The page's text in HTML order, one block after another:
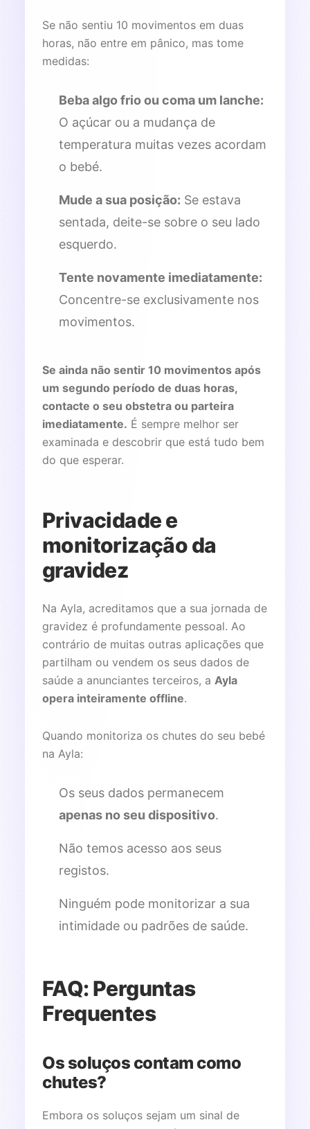
Se não sentiu 10 movimentos em duas
horas, não entre em pânico, mas tome
medidas:
Beba algo frio ou coma um lanche:
O açúcar ou a mudança de
temperatura muitas vezes acordam
o bebé.
Mude a sua posição: Se estava
sentada, deite-se sobre o seu lado
esquerdo.
Tente novamente imediatamente:
Concentre-se exclusivamente nos
movimentos.
Se ainda não sentir 10 movimentos após
um segundo período de duas horas,
contacte o seu obstetra ou parteira
imediatamente. É sempre melhor ser
examinada e descobrir que está tudo bem
do que esperar.
Privacidade e
monitorização da
gravidez
Na Ayla, acreditamos que a sua jornada de
gravidez é profundamente pessoal. Ao
contrário de muitas outras aplicações que
partilham ou vendem os seus dados de
saúde a anunciantes terceiros, a Ayla
opera inteiramente offline.
Quando monitoriza os chutes do seu bebé
na Ayla:
Os seus dados permanecem
apenas no seu dispositivo.
Não temos acesso aos seus
registos.
Ninguém pode monitorizar a sua
intimidade ou padrões de saúde.
FAQ: Perguntas
Frequentes
Os soluços contam como
chutes?
Embora os soluços sejam um sinal de